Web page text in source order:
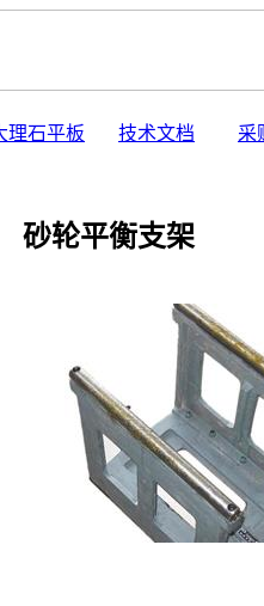
理石平板 技术文档
采
砂轮平衡支架